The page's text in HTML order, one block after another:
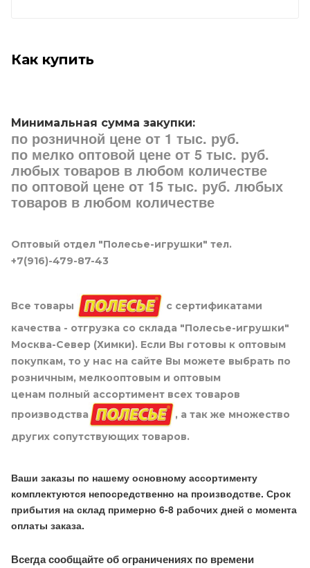
Как купить
Минимальная сумма закупки:
по розничной цене от 1 тыс. руб.
по мелко оптовой цене от 5 тыс. руб.
любых товаров в любом количестве
по оптовой цене от 15 тыс. руб. любых
товаров в любом количестве
Оптовый отдел "Полесье-игрушки" тел.
+7(916)-479-87-43
Все товары
с сертификатами
качества - отгрузка со склада "Полесье-игрушки"
Москва-Север (Химки). Если Вы готовы к оптовым
покупкам, то у нас на сайте Вы можете выбрать по
розничным, мелкооптовым и оптовым
ценам полный ассортимент всех товаров
производства
, а так же множество
других сопутствующих товаров.
Ваши заказы по нашему основному ассортименту
комплектуются непосредственно на производстве. Срок
прибытия на склад примерно 6-8 рабочих дней с момента
оплаты заказа.
Всегда сообщайте об ограничениях по времени